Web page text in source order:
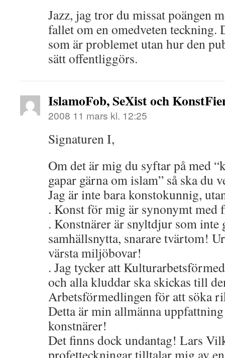
Jazz, jag tror du missat poängen
fallet om en omedveten teckning.
som är problemet utan hur den
sätt offentliggörs.
IslamoFob, SeXist och
2008 11 mars kl. 12:25
Signaturen I,
Om det är mig du syftar på med
gapar gärna om islam” så ska du
Jag är inte bara konstokunnig,
. Konst för mig är synonymt med
. Konstnärer är snyltdjur som inte
samhällsnytta, snarare tvärtom!
värsta miljöbovar!
. Jag tycker att
och alla kluddar ska skickas till
Arbetsförmedlingen för att söka
Detta är min allmänna
konstnärer!
Det finns dock undantag! Lars
profetteckningar tilltalar mig av